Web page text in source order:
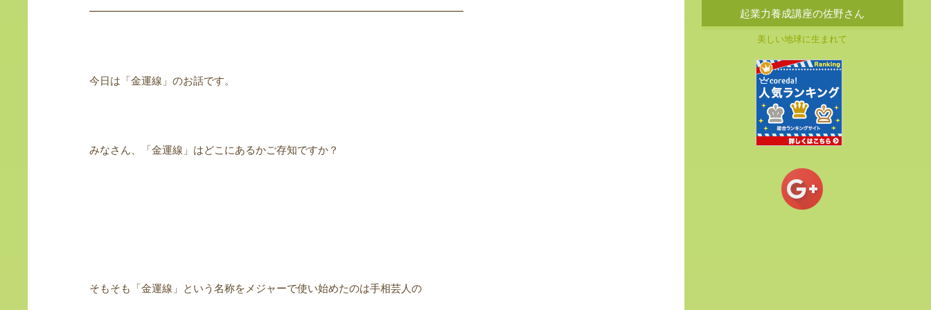
━━━━━━━━━━━━━━━━━━━━━━━━━━━━━━━━━━━━
今日は「金運線」のお話です。
みなさん、「金運線」はどこにあるかご存知ですか？
そもそも「金運線」という名称をメジャーで使い始めたのは手相芸人の
起業力養成講座の佐野さん
美しい地球に生まれて